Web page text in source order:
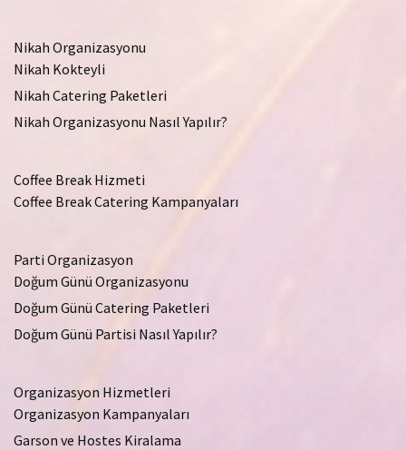
Nikah Organizasyonu
Nikah Kokteyli
Nikah Catering Paketleri
Nikah Organizasyonu Nasıl Yapılır?
Coffee Break Hizmeti
Coffee Break Catering Kampanyaları
Parti Organizasyon
Doğum Günü Organizasyonu
Doğum Günü Catering Paketleri
Doğum Günü Partisi Nasıl Yapılır?
Organizasyon Hizmetleri
Organizasyon Kampanyaları
Garson ve Hostes Kiralama